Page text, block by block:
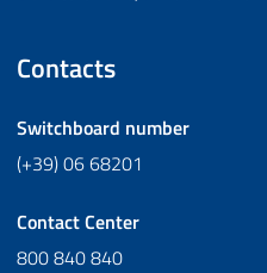
Contacts
Switchboard number
(+39) 06 68201
Contact Center
800 840 840